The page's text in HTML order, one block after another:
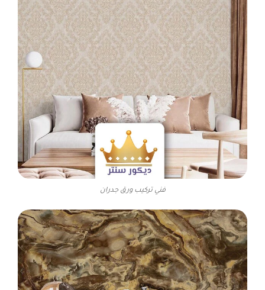
فني تركيب ورق جدران